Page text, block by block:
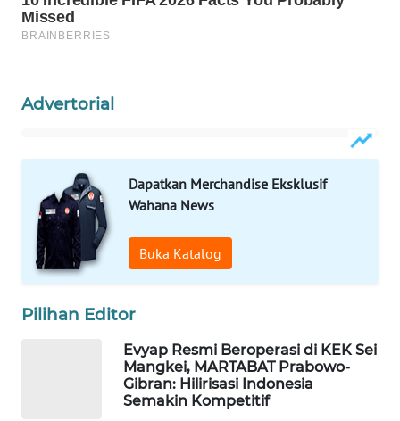
Advertorial
Dapatkan Merchandise Eksklusif
Wahana News
Buka Katalog
Pilihan Editor
Evyap Resmi Beroperasi di KEK Sei
Mangkei, MARTABAT Prabowo-
Gibran: Hilirisasi Indonesia
Semakin Kompetitif
MASYARAKAT
WALINKI
MAWAKA
ID
MARTABAT
NET
WATCH